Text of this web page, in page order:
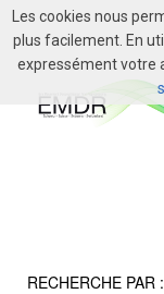
RECHERCHE PAR :
Les cookies nous
plus facilement. En
expressément votre